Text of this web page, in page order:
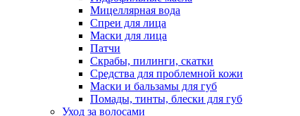
Мицеллярная вода
Спреи для лица
Маски для лица
Патчи
Скрабы, пилинги, скатки
Средства для проблемной кожи
Маски и бальзамы для губ
Помады, тинты, блески для губ
Уход за волосами